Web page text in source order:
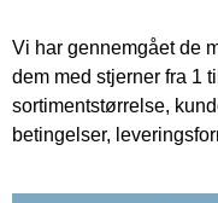
Vi har gennemgået de
dem med stjerner fra 1
sortimentstørrelse,
betingelser,